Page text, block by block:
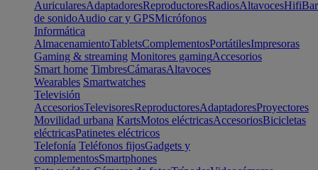
AuricularesAdaptadoresReproductoresRadiosAltavocesHifi
de sonidoAudio car y GPSMicrófonos
Informática
AlmacenamientoTabletsComplementosPortátilesImpresoras
Gaming & streaming Monitores gamingAccesorios
Smart home TimbresCámarasAltavoces
Wearables Smartwatches
Televisión
AccesoriosTelevisoresReproductoresAdaptadoresProyectores
Movilidad urbana KartsMotos eléctricasAccesoriosBicicletas
eléctricasPatinetes eléctricos
Telefonía Teléfonos fijosGadgets y
complementosSmartphones